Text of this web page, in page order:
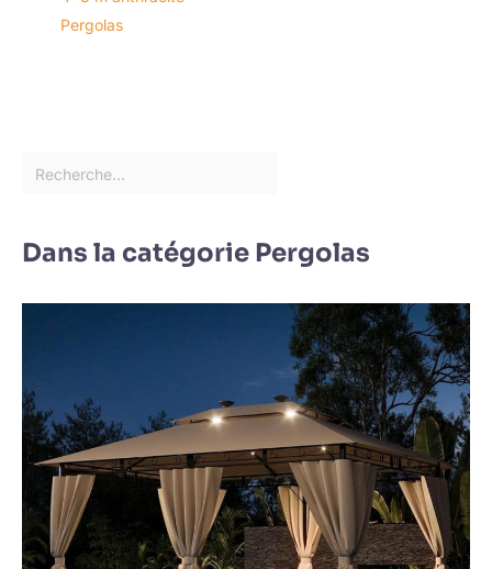
Pergolas
Dans la catégorie Pergolas